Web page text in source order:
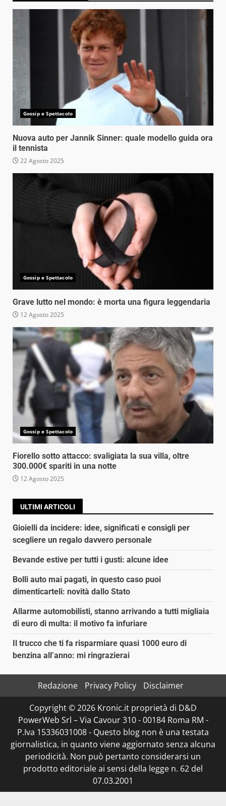
Gossip e Spettacolo
Nuova auto per Jannik Sinner: quale modello guida ora
il tennista
22 Agosto 2025
Gossip e Spettacolo
Grave lutto nel mondo: è morta una figura leggendaria
12 Agosto 2025
Gossip e Spettacolo
Fiorello sotto attacco: svaligiata la sua villa, oltre
300.000€ spariti in una notte
12 Agosto 2025
ULTIMI ARTICOLI
Gioielli da incidere: idee, significati e consigli per
scegliere un regalo davvero personale
Bevande estive per tutti i gusti: alcune idee
Bolli auto mai pagati, in questo caso puoi
dimenticarteli: novità dallo Stato
Allarme automobilisti, stanno arrivando a tutti migliaia
di euro di multa: il motivo fa infuriare
Il trucco che ti fa risparmiare quasi 1000 euro di
benzina all’anno: mi ringrazierai
Redazione Privacy Policy
Disclaimer
Copyright © 2026 Kronic.it proprietà di D&D
PowerWeb Srl – Via Cavour 310 - 00184 Roma RM -
P.Iva 15336031008 - Questo blog non è una testata
giornalistica, in quanto viene aggiornato senza alcuna
periodicità. Non può pertanto considerarsi un
prodotto editoriale ai sensi della legge n. 62 del
07.03.2001